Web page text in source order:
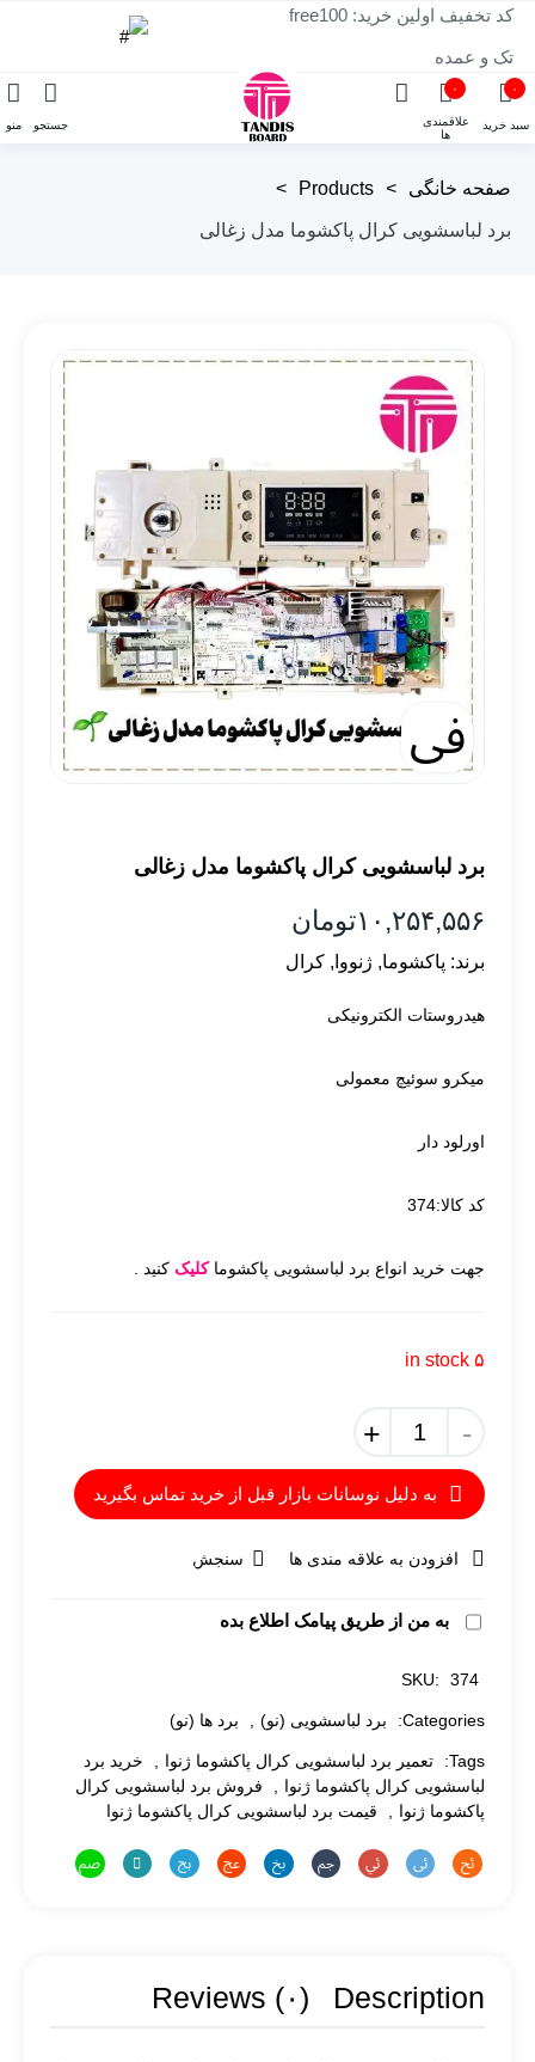
کد تخفیف اولین خرید: free100
تک و عمده
۰
سبد خرید
۰
علاقمندی
ها
منو جستجو
صفحه خانگی >
Products
>
برد لباسشویی کرال پاکشوما مدل زغالی
برد لباسشویی کرال پاکشوما مدل زغالی
تومان۱۰,۲۵۴,۵۵۶
برند: پاکشوما, ژنووا , کرال
هیدروستات الکترونیکی
میکرو سوئیچ معمولی
اورلود دار
کد کالا:374
جهت خرید انواع برد لباسشویی پاکشوماکلیک کنید .
۵ in stock
-
+
به دلیل نوسانات بازار قبل از خرید تماس بگیرید
افزودن به علاقه مندی ها سنجش
به من از طریق پیامک اطلاع بده
SKU: 374
Categories: برد لباسشویی (نو) برد ها (نو)
Tags: تعمیر برد لباسشویی کرال پاکشوما ژنوا
خرید برد
لباسشویی کرال پاکشوما ژنوا
فروش برد لباسشویی کرال
پاکشوما ژنوا
قیمت برد لباسشویی کرال پاکشوما ژنوا
Description Reviews (۰)